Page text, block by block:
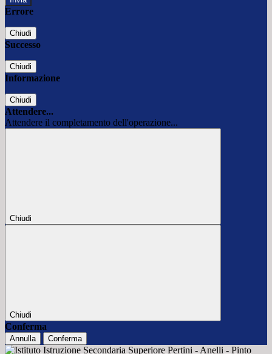
Errore
Chiudi
Successo
Chiudi
Informazione
Chiudi
Attendere...
Attendere il completamento dell'operazione...
Chiudi
Chiudi
Conferma
Annulla Conferma